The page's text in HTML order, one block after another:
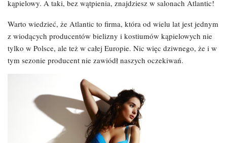
kąpielowy. A taki, bez wątpienia, znajdziesz w salonach Atlantic!
Warto wiedzieć, że Atlantic to firma, która od wielu lat jest jednym
z wiodących producentów bielizny i kostiumów kąpielowych nie
tylko w Polsce, ale też w całej Europie. Nic więc dziwnego, że i w
tym sezonie producent nie zawiódł naszych oczekiwań.